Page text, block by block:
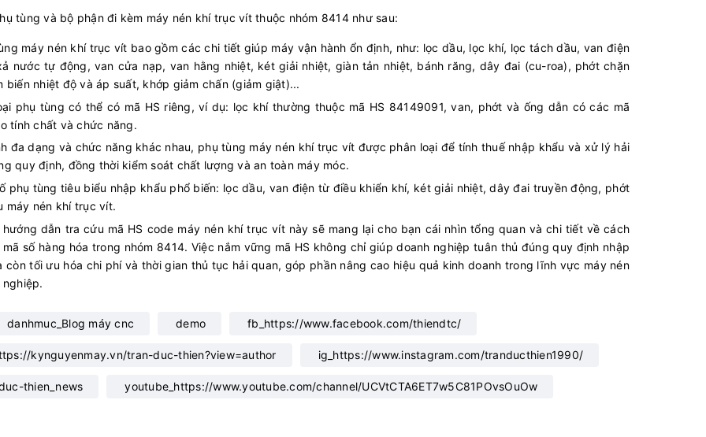
tùng và bộ phận đi kèm máy nén khí trục vít thuộc nhóm 8414 như sau:
máy nén khí trục vít bao gồm các chi tiết giúp máy vận hành ổn định, như: lọc dầu, lọc khí, lọc tách dầu, van điện
nước tự động, van cửa nạp, van hằng nhiệt, két giải nhiệt, giàn tản nhiệt, bánh răng, dây đai (cu-roa), phớt chặn
biến nhiệt độ và áp suất, khớp giảm chấn (giảm giật)...
phụ tùng có thể có mã HS riêng, ví dụ: lọc khí thường thuộc mã HS 84149091, van, phớt và ống dẫn có các mã
tính chất và chức năng.
đa dạng và chức năng khác nhau, phụ tùng máy nén khí trục vít được phân loại để tính thuế nhập khẩu và xử lý hải
quy định, đồng thời kiểm soát chất lượng và an toàn máy móc.
phụ tùng tiêu biểu nhập khẩu phổ biến: lọc dầu, van điện từ điều khiển khí, két giải nhiệt, dây đai truyền động, phớt
máy nén khí trục vít.
dẫn tra cứu mã HS code máy nén khí trục vít này sẽ mang lại cho bạn cái nhìn tổng quan và chi tiết về cách
số hàng hóa trong nhóm 8414. Việc nắm vững mã HS không chỉ giúp doanh nghiệp tuân thủ đúng quy định nhập
còn tối ưu hóa chi phí và thời gian thủ tục hải quan, góp phần nâng cao hiệu quả kinh doanh trong lĩnh vực máy nén
danhmuc_Blog máy cnc demo fb_https://www.facebook.com/thiendtc/
kynguyenmay.vn/tran-duc-thien?view=author ig_https://www.instagram.com/tranducthien1990/
thien_news youtube_https://www.youtube.com/channel/UCVtCTA6ET7w5C81POvsOuOw